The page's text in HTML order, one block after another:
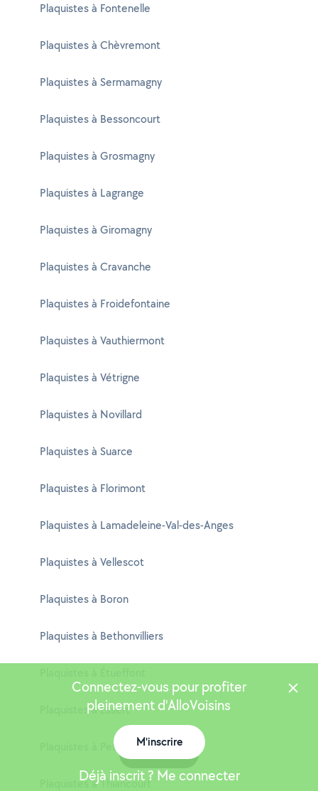
Plaquistes à Fontenelle
Plaquistes à Chèvremont
Plaquistes à Sermamagny
Plaquistes à Bessoncourt
Plaquistes à Grosmagny
Plaquistes à Lagrange
Plaquistes à Giromagny
Plaquistes à Cravanche
Plaquistes à Froidefontaine
Plaquistes à Vauthiermont
Plaquistes à Vétrigne
Plaquistes à Novillard
Plaquistes à Suarce
Plaquistes à Florimont
Plaquistes à Lamadeleine-Val-des-Anges
Plaquistes à Vellescot
Plaquistes à Boron
Plaquistes à Bethonvilliers
Plaquistes à Essert
Plaquistes à Petitefontaine
Plaquistes à Thiancourt
Connectez-vous pour profiter
pleinement d'AlloVoisins
M'inscrire
Déjà inscrit ? Me connecter